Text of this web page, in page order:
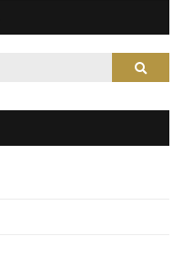
Search